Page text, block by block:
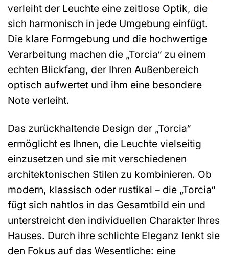
verleiht der Leuchte eine zeitlose Optik, die
sich harmonisch in jede Umgebung einfügt.
Die klare Formgebung und die hochwertige
Verarbeitung machen die „Torcia“ zu einem
echten Blickfang, der Ihren Außenbereich
optisch aufwertet und ihm eine besondere
Note verleiht.
Das zurückhaltende Design der „Torcia“
ermöglicht es Ihnen, die Leuchte vielseitig
einzusetzen und sie mit verschiedenen
architektonischen Stilen zu kombinieren. Ob
modern, klassisch oder rustikal – die „Torcia“
fügt sich nahtlos in das Gesamtbild ein und
unterstreicht den individuellen Charakter Ihres
Hauses. Durch ihre schlichte Eleganz lenkt sie
den Fokus auf das Wesentliche: eine